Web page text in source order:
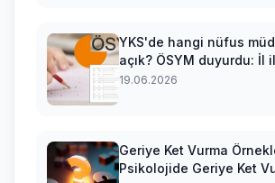
YKS'de hangi nüfus
açık? ÖSYM duyurdu: İl
19.06.2026
Geriye Ket Vurma
Psikolojide Geriye Ket